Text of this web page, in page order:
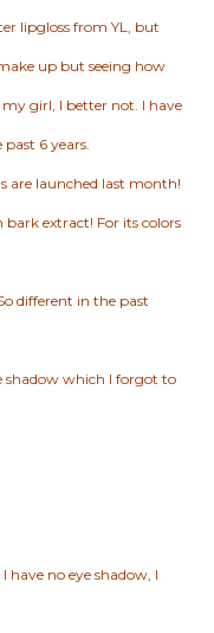
lipgloss from YL, but
up but seeing how
girl, I better not. I have
6 years.
are launched last month!
bark extract! For its colors
different in the past
shadow which I forgot to
have no eye shadow, I